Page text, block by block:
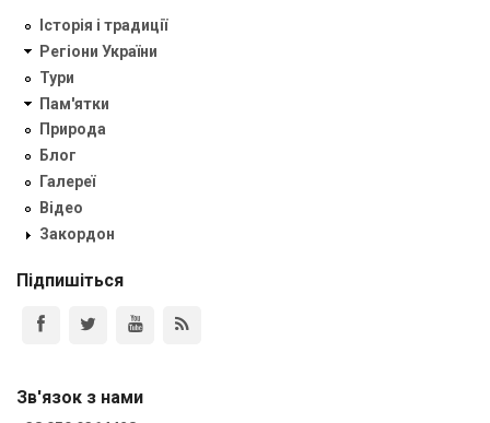
Історія і традиції
Регіони України
Тури
Пам'ятки
Природа
Блог
Галереї
Відео
Закордон
Підпишіться
Зв'язок з нами